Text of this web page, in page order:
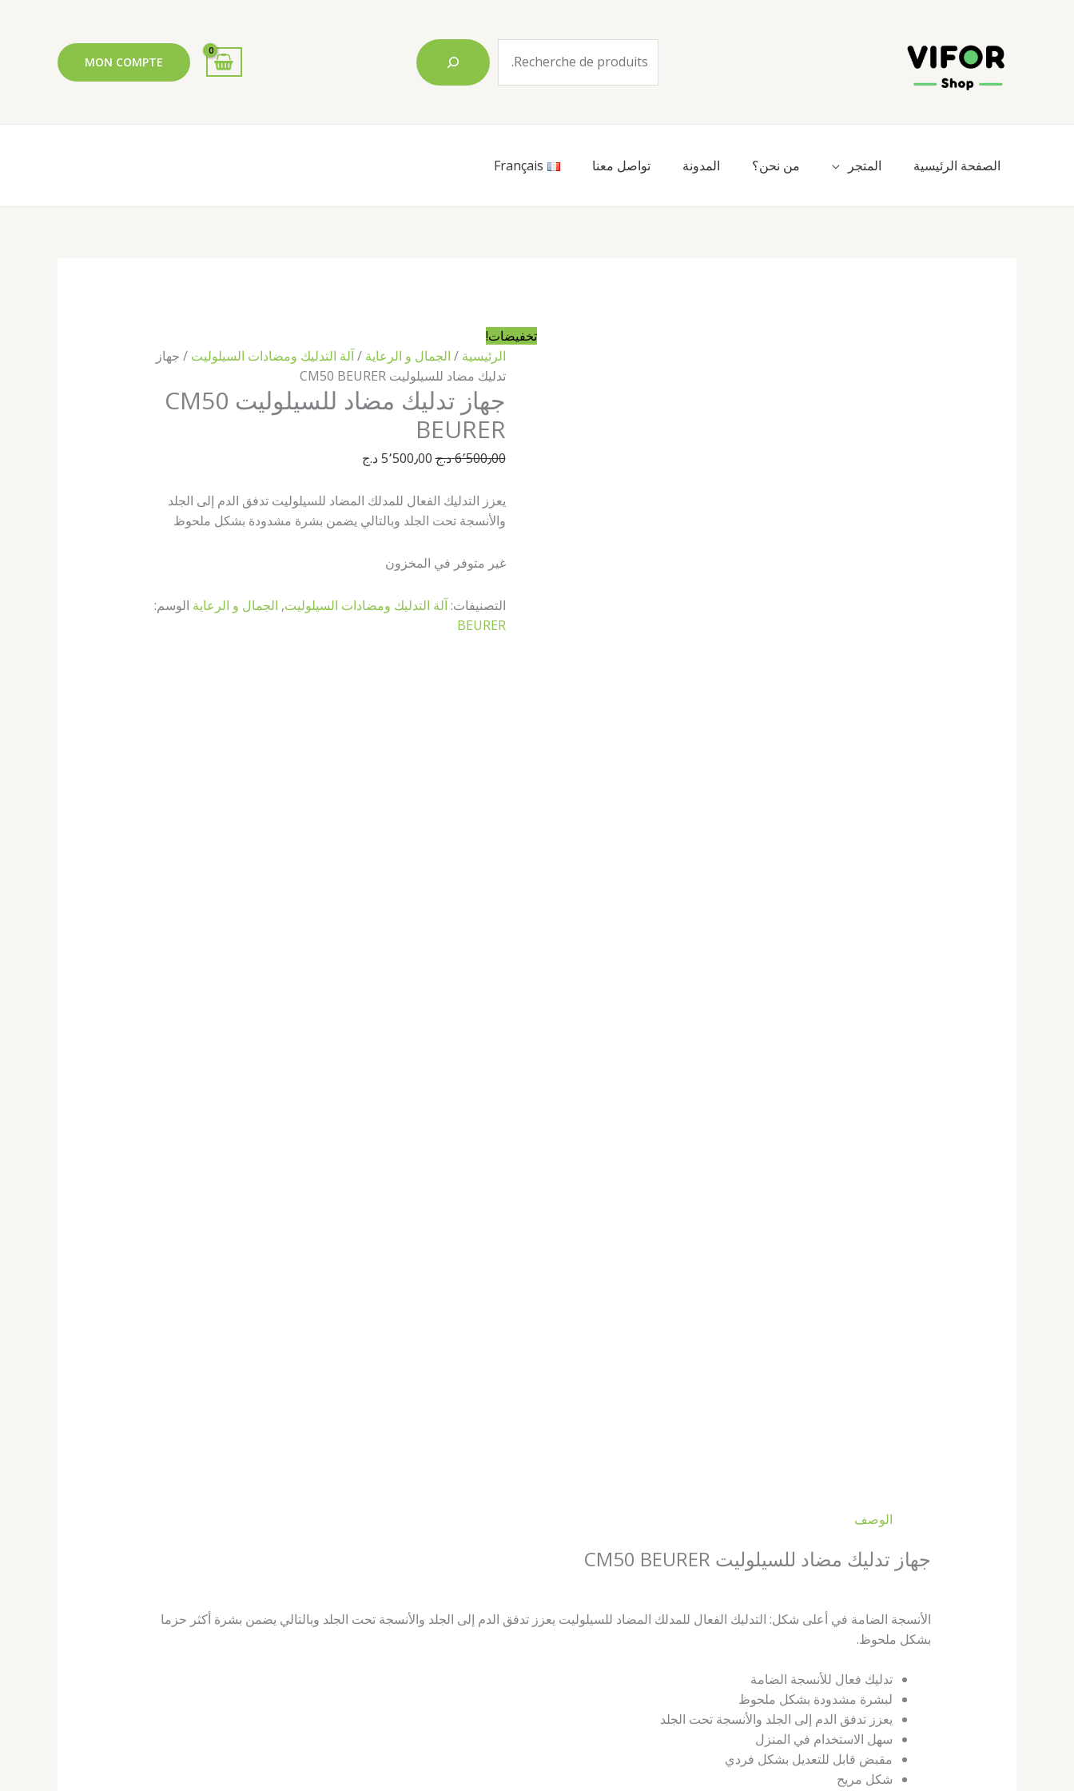
MON COMPTE
الصفحة الرئيسية المتجر من نحن؟ المدونة تواصل معنا Français
تخفيضات!
الرئيسية / الجمال و الرعاية /آلة التدليك ومضادات السيلوليت / جهاز
تدليك مضاد للسيلوليت CM50 BEURER
جهاز تدليك مضاد للسيلوليت CM50
BEURER
6٬500٫00د.ج 5٬500٫00 د.ج
يعزز التدليك الفعال للمدلك المضاد للسيلوليت تدفق الدم إلى الجلد
والأنسجة تحت الجلد وبالتالي يضمن بشرة مشدودة بشكل ملحوظ
غير متوفر في المخزون
التصنيفات:آلة التدليك ومضادات السيلوليت, الجمال و الرعاية الوسم:
BEURER
الوصف
جهاز تدليك مضاد للسيلوليت CM50 BEURER
الأنسجة الضامة في أعلى شكل: التدليك الفعال للمدلك المضاد للسيلوليت يعزز تدفق الدم إلى الجلد والأنسجة تحت الجلد وبالتالي يضمن بشرة أكثر حزما
بشكل ملحوظ.
تدليك فعال للأنسجة الضامة
لبشرة مشدودة بشكل ملحوظ
يعزز تدفق الدم إلى الجلد والأنسجة تحت الجلد
سهل الاستخدام في المنزل
مقبض قابل للتعديل بشكل فردي
شكل مريح